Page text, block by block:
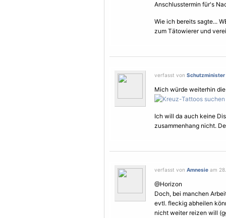
Anschlusstermin für's
Wie ich bereits sagte...
zum Tätowierer und
verfasst von Schutzminister
Mich würde weiterhin
Ich will da auch keine
zusammenhang nicht.
verfasst von Amnesie am
@Horizon
Doch, bei manchen
evtl. fleckig abheilen
nicht weiter reizen will